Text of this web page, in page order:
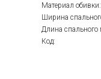
Материал обивки:
Ширина
Длина спального
Код: